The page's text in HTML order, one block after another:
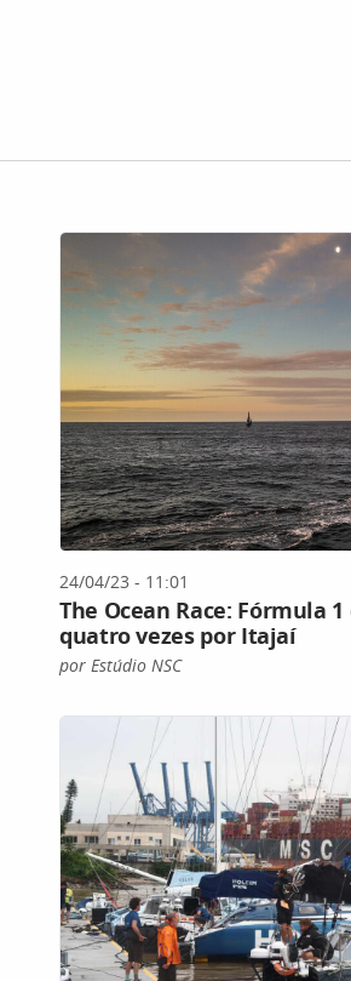
24/04/23 - 11:01
The Ocean Race: Fórmula
quatro vezes por Itajaí
por Estúdio NSC